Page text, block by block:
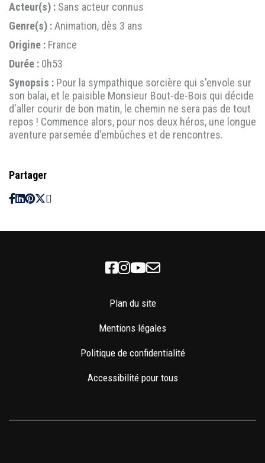
Acteur(s) : Sans acteur connus
Genre(s) :Animation, dès 3 ans
Origine : France
Durée : 0h53
Synopsis : Pour la sympathique sorcière qui s'envole sur
son balai, et le paisible Monsieur Bout-de-Bois qui décide
d'aller courir de bon matin, le chemin ne sera pas de tout
repos ! Commence alors, pour nos deux héros, une longue
aventure parsemée d'embûches et de rencontres.
Partager
Facebook
Instagram
Youtube
Newsletter
Plan du site
Mentions légales
Politique de confidentialité
Accessibilité pour tous